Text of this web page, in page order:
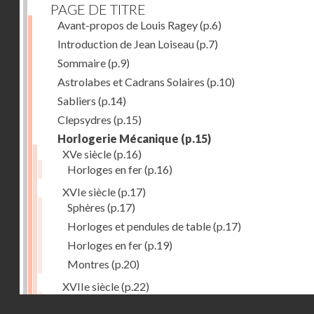
PAGE DE TITRE
Avant-propos de Louis Ragey(p.6)
Introduction de Jean Loiseau(p.7)
Sommaire(p.9)
Astrolabes et Cadrans Solaires (p.10)
Sabliers (p.14)
Clepsydres (p.15)
Horlogerie Mécanique (p.15)
XVe siècle(p.16)
Horloges en fer(p.16)
XVIe siècle(p.17)
Sphères (p.17)
Horloges et pendules de table(p.17)
Horloges en fer(p.19)
Montres (p.20)
XVIIe siècle(p.22)